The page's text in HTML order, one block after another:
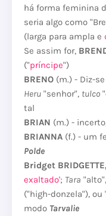
há forma feminina
seria algo como
(larga para ampla e
Se assim for,
("príncipe")
BRENO (m.) - Diz-
Heru "senhor", tulco
tal
BRIAN (m.) -
BRIANNA (f.) - um
Polde
Bridget
exaltado'; Tara
("high-donzela"), ou
modo Tarvalie